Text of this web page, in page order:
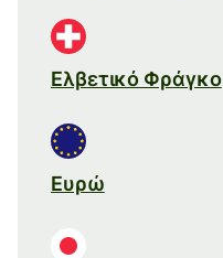
Ελβετικό Φράγκο
Ευρώ